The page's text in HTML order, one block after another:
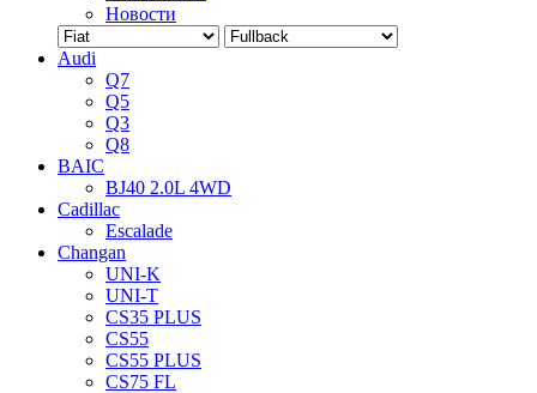
Новости
Audi
Q7
Q5
Q3
Q8
BAIC
BJ40 2.0L 4WD
Cadillac
Escalade
Changan
UNI-K
UNI-T
CS35 PLUS
CS55
CS55 PLUS
CS75 FL